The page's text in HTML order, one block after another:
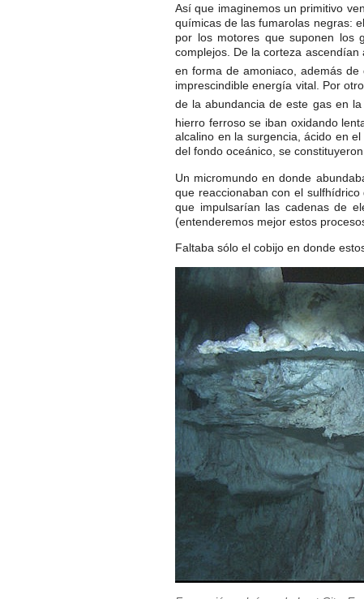
Así que imaginemos un primitivo
químicas de las fumarolas negras:
por los motores que suponen los
complejos. De la corteza
en forma de amoniaco, además
imprescindible energía vital. Por
de la abundancia de este gas en
hierro ferroso se iban oxidando
alcalino en la surgencia, ácido en
del fondo oceánico, se
Un micromundo en donde
que reaccionaban con el
que impulsarían las cadenas de
(entenderemos mejor estos
Faltaba sólo el cobijo en donde